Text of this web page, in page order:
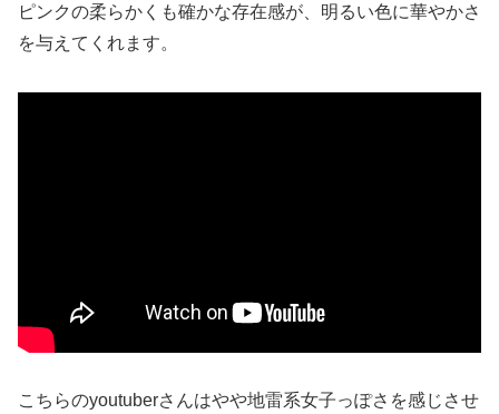
ピンクの柔らかくも確かな存在感が、明るい色に華やかさ
を与えてくれます。
こちらのyoutuberさんはやや地雷系女子っぽさを感じさせ